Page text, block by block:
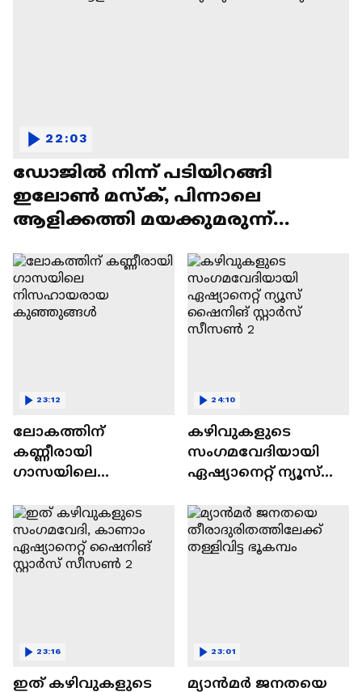
ഡോജിൽ നിന്ന് പടിയിറങ്ങി
ഇലോൺ മസ്ക്, പിന്നാലെ
ആളിക്കത്തി മയക്കുമരുന്ന്
22:03
ലോകത്തിന്
കണ്ണീരായി
ഗാസയിലെ
കുഞ്ഞുങ്ങൾ
23:12
കഴിവുകളുടെ
സംഗമവേദിയായി
ഏഷ്യാനെറ്റ് ന്യൂസ്
സീസൺ 2
24:10
ഇത് കഴിവുകളുടെ
23:16
മ്യാൻമർ ജനതയെ
23:01